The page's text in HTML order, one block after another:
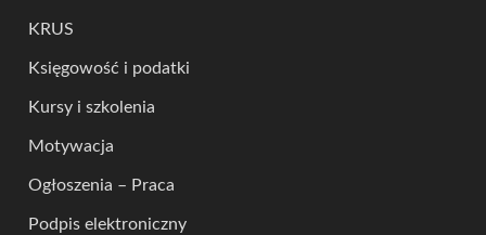
KRUS
Księgowość i podatki
Kursy i szkolenia
Motywacja
Ogłoszenia – Praca
Podpis elektroniczny